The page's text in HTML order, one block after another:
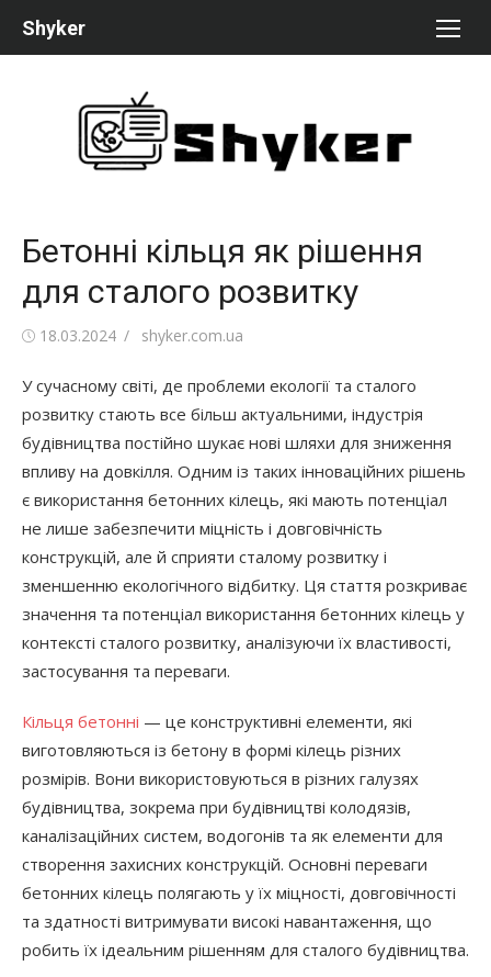
Shyker
Бетонні кільця як рішення
для сталого розвитку
Опубликовано
18.03.2024 Автор
shyker.com.ua
У сучасному світі, де проблеми екології та сталого
розвитку стають все більш актуальними, індустрія
будівництва постійно шукає нові шляхи для зниження
впливу на довкілля. Одним із таких інноваційних рішень
є використання бетонних кілець, які мають потенціал
не лише забезпечити міцність і довговічність
конструкцій, але й сприяти сталому розвитку і
зменшенню екологічного відбитку. Ця стаття розкриває
значення та потенціал використання бетонних кілець у
контексті сталого розвитку, аналізуючи їх властивості,
застосування та переваги.
Кільця бетонні — це конструктивні елементи, які
виготовляються із бетону в формі кілець різних
розмірів. Вони використовуються в різних галузях
будівництва, зокрема при будівництві колодязів,
каналізаційних систем, водогонів та як елементи для
створення захисних конструкцій. Основні переваги
бетонних кілець полягають у їх міцності, довговічності
та здатності витримувати високі навантаження, що
робить їх ідеальним рішенням для сталого будівництва.